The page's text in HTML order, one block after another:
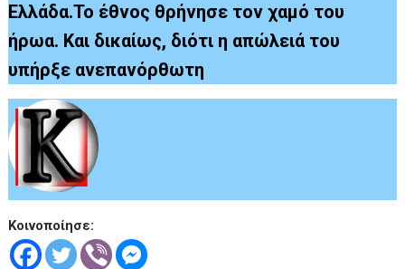
Ελλάδα.Το έθνος θρήνησε τον χαμό του
ήρωα. Και δικαίως, διότι η απώλειά του
υπήρξε ανεπανόρθωτη
Κοινοποίησε: